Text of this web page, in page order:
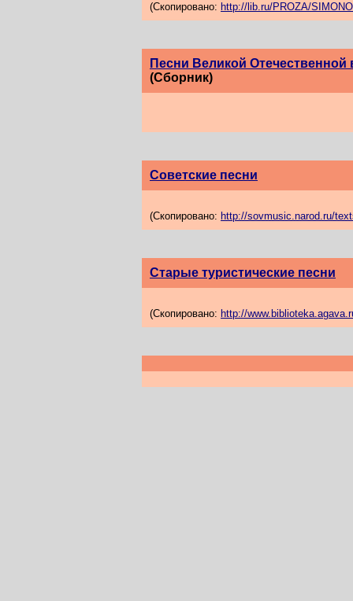
(Скопировано: http://lib.ru/PROZA/
Песни Великой
(Сборник)
Советские песни
(Скопировано: http://sovmusic.narod.ru/
Старые туристические песни
(Скопировано: http://